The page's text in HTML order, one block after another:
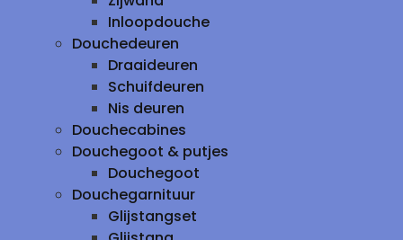
Inloopdouche
Douchedeuren
Draaideuren
Schuifdeuren
Nis deuren
Douchecabines
Douchegoot & putjes
Douchegoot
Douchegarnituur
Glijstangset